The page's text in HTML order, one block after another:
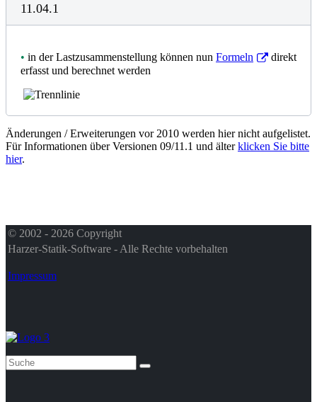
11.04.1
• in der Lastzusammenstellung können nun Formeln
direkt
erfasst und berechnet werden
Änderungen / Erweiterungen vor 2010 werden hier nicht aufgelistet.
Für Informationen über Versionen 09/11.1 und älterklicken Sie bitte
hier.
© 2002 - 2026 Copyright
Harzer-Statik-Software - Alle Rechte vorbehalten
Impressum